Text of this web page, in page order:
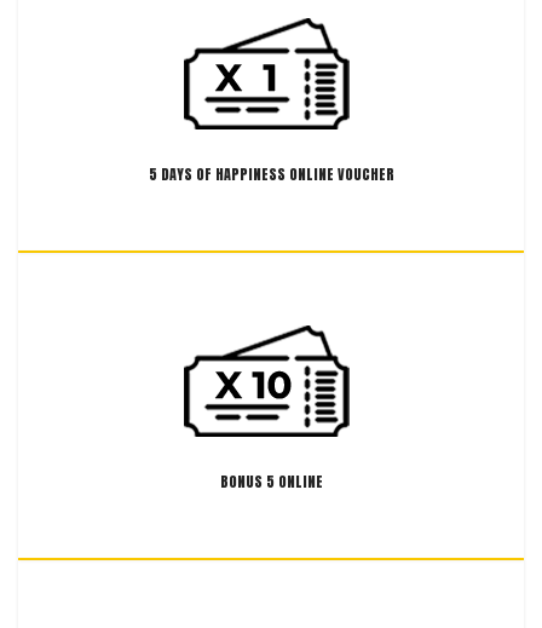
5 DAYS OF HAPPINESS ONLINE VOUCHER
BONUS 5 ONLINE
PROMOTIONS AT
CLIMBAT KIDS
THADER